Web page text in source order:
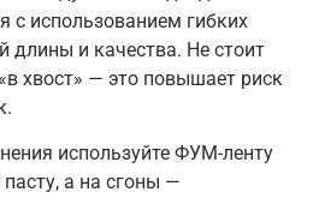
с использованием гибких
длины и качества. Не стоит
хвост» — это повышает риск
используйте ФУМ-ленту
а на сгоны —